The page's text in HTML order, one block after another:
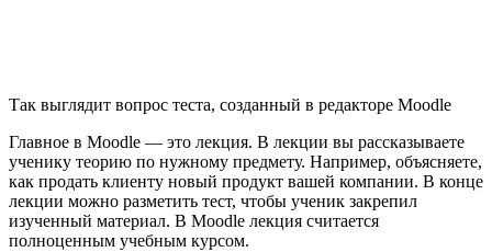
Так выглядит вопрос теста, созданный в редакторе Moodle
Главное в Moodle — это лекция. В лекции вы рассказываете
ученику теорию по нужному предмету. Например, объясняете,
как продать клиенту новый продукт вашей компании. В конце
лекции можно разметить тест, чтобы ученик закрепил
изученный материал. В Moodle лекция считается
полноценным учебным курсом.